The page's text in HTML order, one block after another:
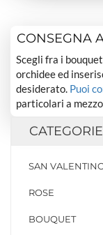
CONSEGNA
Scegli fra i
orchidee ed
desiderato. Puoi
particolari a
CATEGORIE
SAN
ROSE
BOUQUET